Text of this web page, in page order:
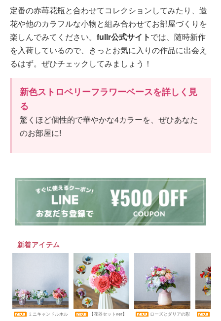
定番の赤苺花瓶と合わせてコレクションしてみたり、造
花や他のカラフルな小物と組み合わせてお部屋づくりを
楽しんでみてください。 fullr公式サイトでは、随時新作
を入荷しているので、きっとお気に入りの作品に出会え
るはず。ぜひチェックしてみましょう！
新色ストロベリーフラワーベースを詳しく見
る
驚くほど個性的で華やかな4カラーを、ぜひあなた
のお部屋に!
新着アイテム
ミニキャンドルホル
【花器セットver】
ローズとダリアの彩